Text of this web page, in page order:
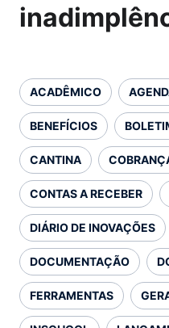
ACADÊMICO
BENEFÍCIOS
CANTINA
CONTAS A RECEBER
DIÁRIO DE INOVAÇÕES
DOCUMENTAÇÃO
FERRAMENTAS